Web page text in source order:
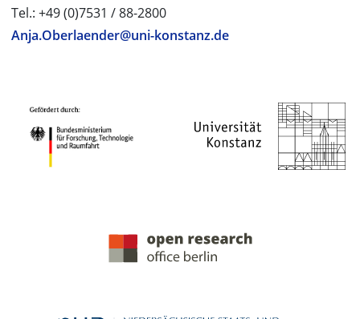
Tel.: +49 (0)7531 / 88-2800
Anja.Oberlaender@uni-konstanz.de